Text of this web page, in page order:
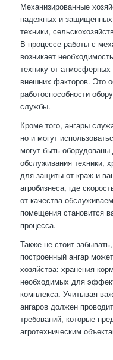
Механизированные
надежных и
техники,
В процессе работы с
возникает
технику от
внешних факторов. Это
работоспособности
службы.
Кроме того, ангары
но и могут
могут быть оборудованы
обслуживания техники,
для защиты от краж и
агробизнеса, где
от качества
помещения становится
процесса.
Также не стоит
построенный ангар
хозяйства: хранения
необходимых для
комплекса. Учитывая
ангаров должен
требований, которые
агротехническим